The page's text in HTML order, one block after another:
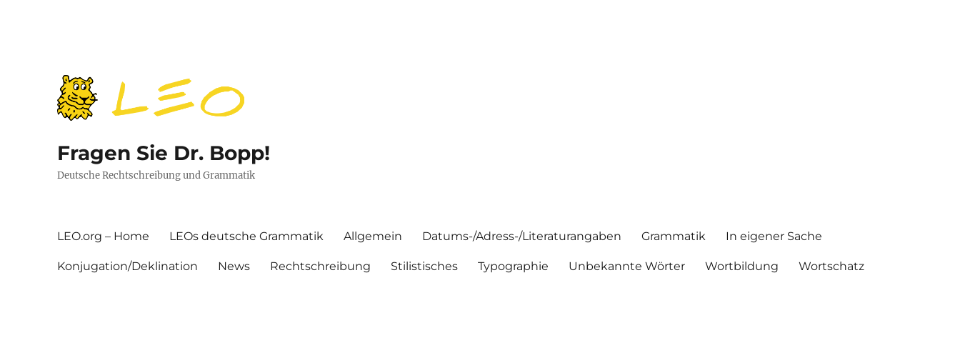
Fragen Sie Dr. Bopp!
Deutsche Rechtschreibung und Grammatik
LEO.org – Home LEOs deutsche Grammatik Allgemein Datums-/Adress-/Literaturangaben Grammatik In eigener Sache
Konjugation/Deklination News Rechtschreibung Stilistisches Typographie Unbekannte Wörter Wortbildung Wortschatz